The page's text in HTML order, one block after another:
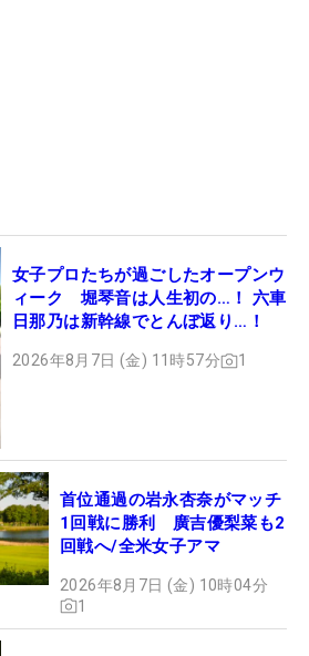
女子プロたちが過ごしたオープンウ
ィーク 堀琴音は人生初の…！ 六車
日那乃は新幹線でとんぼ返り…！
2026年8月7日 (金) 11時57分 1
首位通過の岩永杏奈がマッチ
1回戦に勝利 廣吉優梨菜も2
回戦へ/全米女子アマ
2026年8月7日 (金) 10時04分
1